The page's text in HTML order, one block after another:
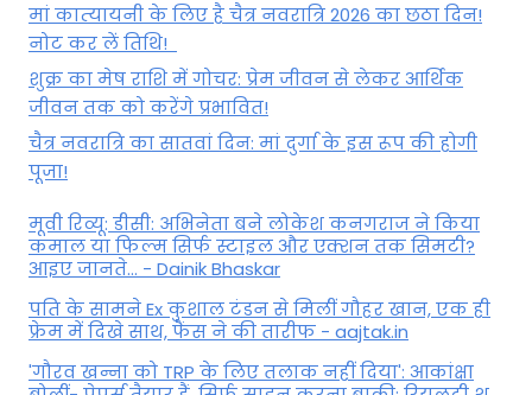
मां कात्‍यायनी के लिए है चैत्र नवरात्रि 2026 का छठा दिन!
नोट कर लें तिथि!
शुक्र का मेष राशि में गोचर: प्रेम जीवन से लेकर आर्थिक
जीवन तक को करेंगे प्रभावित!
चैत्र नवरात्रि का सातवां दिन: मां दुर्गा के इस रूप की होगी
पूजा!
मूवी रिव्यू: डीसी: अभिनेता बने लोकेश कनगराज ने किया
कमाल या फिल्म सिर्फ स्टाइल और एक्शन तक सिमटी?
आइए जानते... - Dainik Bhaskar
पति के सामने Ex कुशाल टंडन से मिलीं गौहर खान, एक ही
फ्रेम में दिखे साथ, फैंस ने की तारीफ - aajtak.in
'गौरव खन्ना को TRP के लिए तलाक नहीं दिया': आकांक्षा